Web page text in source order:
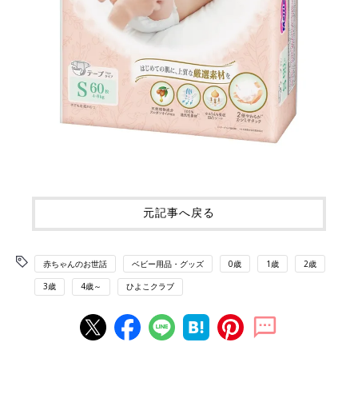
元記事へ戻る
赤ちゃんのお世話 ベビー用品・グッズ 0歳 1歳 2歳
3歳 4歳～ ひよこクラブ